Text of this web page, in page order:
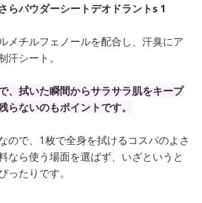
らパウダーシートデオドラントs 1
メチルフェノールを配合し、汗臭にア
汗シート。
、拭いた瞬間からサラサラ肌をキープ
らないのもポイントです。
ので、1枚で全身を拭けるコスパのよさ
なら使う場面を選ばず、いざというと
ったりです。